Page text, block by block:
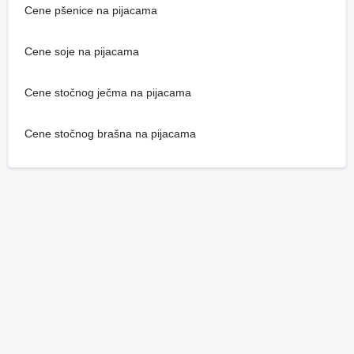
Cene pšenice na pijacama
Cene soje na pijacama
Cene stočnog ječma na pijacama
Cene stočnog brašna na pijacama